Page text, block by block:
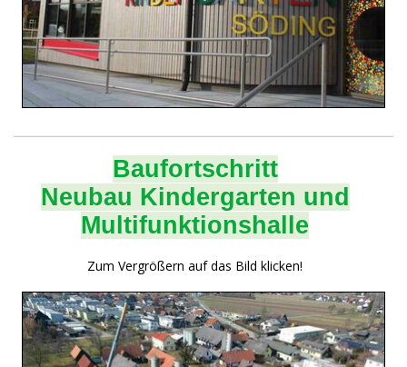
Baufortschritt
Neubau Kindergarten und
Multifunktionshalle
Zum Vergrößern auf das Bild klicken!